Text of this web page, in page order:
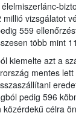
vizsgálatot
559
több mint
kiemelte azt a
mentes
pedig 596
célra